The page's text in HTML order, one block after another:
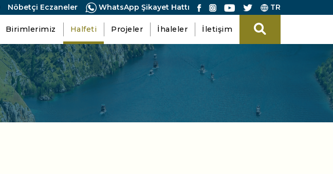
Nöbetçi Eczaneler WhatsApp Şikayet Hattı TR
Birimlerimiz Halfeti Projeler İhaleler İletişim